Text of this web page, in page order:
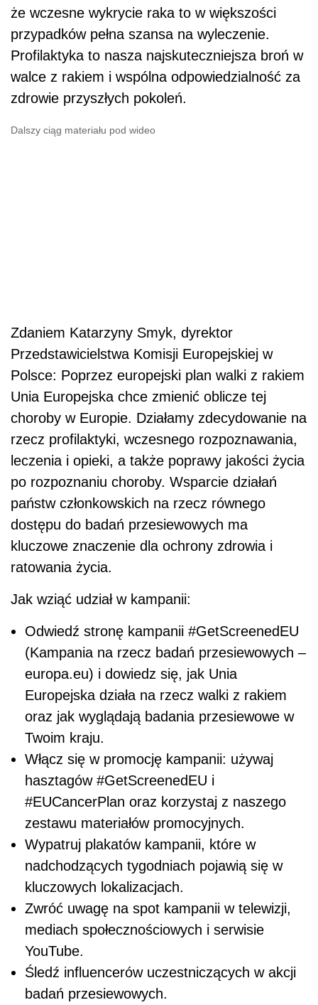
że wczesne wykrycie raka to w większości
przypadków pełna szansa na wyleczenie.
Profilaktyka to nasza najskuteczniejsza broń w
walce z rakiem i wspólna odpowiedzialność za
zdrowie przyszłych pokoleń.
Dalszy ciąg materiału pod wideo
Zdaniem Katarzyny Smyk, dyrektor
Przedstawicielstwa Komisji Europejskiej w
Polsce: Poprzez europejski plan walki z rakiem
Unia Europejska chce zmienić oblicze tej
choroby w Europie. Działamy zdecydowanie na
rzecz profilaktyki, wczesnego rozpoznawania,
leczenia i opieki, a także poprawy jakości życia
po rozpoznaniu choroby. Wsparcie działań
państw członkowskich na rzecz równego
dostępu do badań przesiewowych ma
kluczowe znaczenie dla ochrony zdrowia i
ratowania życia.
Jak wziąć udział w kampanii:
Odwiedź stronę kampanii #GetScreenedEU
(Kampania na rzecz badań przesiewowych –
europa.eu) i dowiedz się, jak Unia
Europejska działa na rzecz walki z rakiem
oraz jak wyglądają badania przesiewowe w
Twoim kraju.
Włącz się w promocję kampanii: używaj
hasztagów #GetScreenedEU i
#EUCancerPlan oraz korzystaj z naszego
zestawu materiałów promocyjnych.
Wypatruj plakatów kampanii, które w
nadchodzących tygodniach pojawią się w
kluczowych lokalizacjach.
Zwróć uwagę na spot kampanii w telewizji,
mediach społecznościowych i serwisie
YouTube.
Śledź influencerów uczestniczących w akcji
badań przesiewowych.